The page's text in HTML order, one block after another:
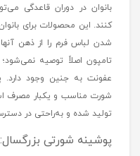
پلی استر هم در بازار وجود
مورد استفاده قرار می‌گیرند.
شورت‌های
بانوان در دوران قاعدگی
کنند. این محصولات برای
شدن لباس فرم را از ذهن آنها
عفونت به جنين وجود دارد.